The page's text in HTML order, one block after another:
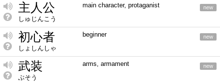
主人公
しゅじんこう
main character, protaganist new
初心者
しょしんしゃ
beginner new
武装
ぶそう
arms, armament new